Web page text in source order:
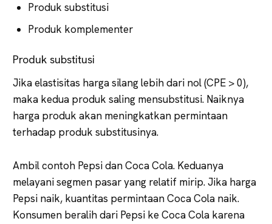
Produk substitusi
Produk komplementer
Produk substitusi
Jika elastisitas harga silang lebih dari nol (CPE > 0),
maka kedua produk saling mensubstitusi. Naiknya
harga produk akan meningkatkan permintaan
terhadap produk substitusinya.
Ambil contoh Pepsi dan Coca Cola. Keduanya
melayani segmen pasar yang relatif mirip. Jika harga
Pepsi naik, kuantitas permintaan Coca Cola naik.
Konsumen beralih dari Pepsi ke Coca Cola karena